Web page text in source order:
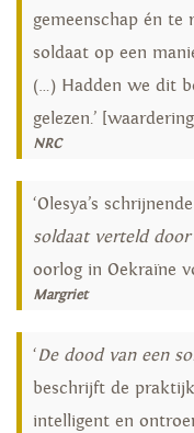
gemeenschap én te
soldaat op een
(…) Hadden we dit
gelezen.’
NRC
‘Olesya’s
soldaat verteld door
oorlog in Oekraïne
Margriet
‘De dood van een
beschrijft de
intelligent en